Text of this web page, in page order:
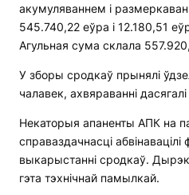
акумуляваннем і
545.740,22 еўра і 12.180,51
Агульная сума склала
У зборы сродкаў прынялі
чалавек, ахвяраванні
Некаторыя апаненты АПК на
справаздачнасці
выкарыстанні сродкаў.
гэта тэхнічнай памылкай.